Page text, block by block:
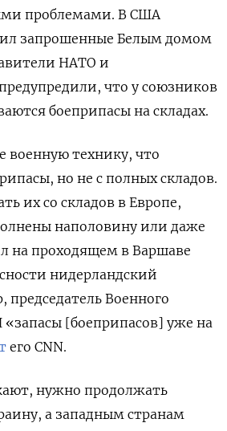
проблемами. В США
запрошенные Белым домом
НАТО и
что у союзников
боеприпасы на складах.
военную технику, что
но не с полных складов.
их со складов в Европе,
наполовину или даже
на проходящем в Варшаве
нидерландский
председатель Военного
[боеприпасов] уже на
его CNN.
нужно продолжать
а западным странам